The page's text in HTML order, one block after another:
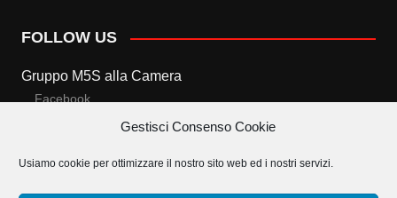
Gestisci Consenso Cookie
Usiamo cookie per ottimizzare il nostro sito web ed i nostri servizi.
FOLLOW US
Gruppo M5S alla Camera
Facebook